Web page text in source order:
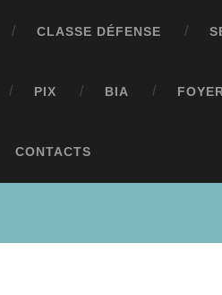
CLASSE DÉFENSE
PIX BIA
CONTACTS